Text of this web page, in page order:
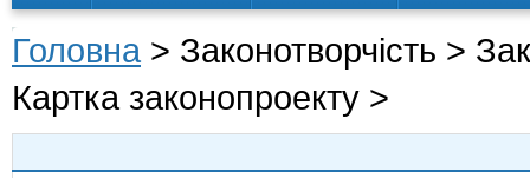
Головна > Законотворчість >
Картка законопроекту >